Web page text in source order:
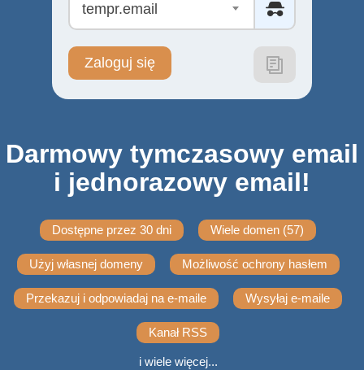
Darmowy tymczasowy email
i jednorazowy email!
Dostępne przez 30 dni Wiele domen (57)
Użyj własnej domeny Możliwość ochrony hasłem
Przekazuj i odpowiadaj na e-maile Wysyłaj e-maile
Kanał RSS
i wiele więcej...
tempr.email
Zaloguj się